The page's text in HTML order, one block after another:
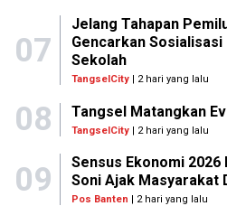
07
Jelang Tahapan
Gencarkan
Sekolah
TangselCity| 2 hari yang lalu
08 Tangsel Matangkan
TangselCity | 2 hari yang lalu
09
Sensus Ekonomi 2026
Soni Ajak Masyarakat
Pos Banten | 2 hari yang lalu